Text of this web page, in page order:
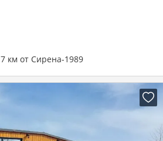
7 км от Сирена-1989